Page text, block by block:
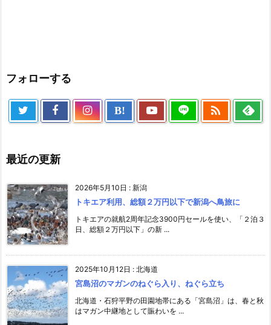
フォローする
B! 
最近の更新
2026年5月10日 : 新潟
トキエア利用、総額２万円以下で新潟へ鳥旅に
トキエアの就航2周年記念3900円セールを使い、「２泊３
日、総額２万円以下」の新 ...
2025年10月12日 : 北海道
宮島沼のマガンのねぐら入り、ねぐら立ち
北海道・石狩平野の田園地帯にある「宮島沼」は、春と秋
はマガン中継地として賑わいを ...